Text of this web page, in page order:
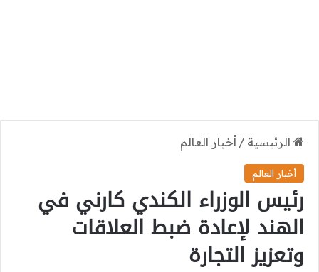
الرئيسية / أخبار العالم
أخبار العالم
رئيس الوزراء الكندي كارني في
الهند لإعادة ضبط العلاقات
وتعزيز التجارة